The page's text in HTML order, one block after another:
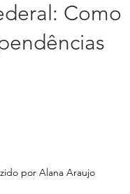
Como
por Alana Araujo